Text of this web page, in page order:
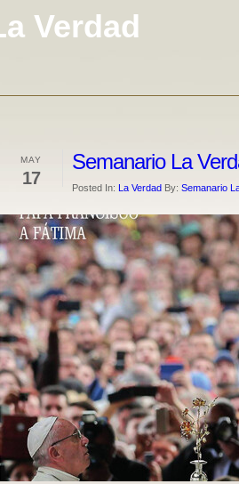
MAY
17
Semanario La
Posted In: La Verdad By: Semanario